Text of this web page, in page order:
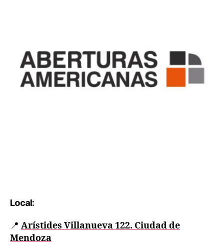
Local:
📍 Arístides Villanueva 122. Ciudad de
Mendoza